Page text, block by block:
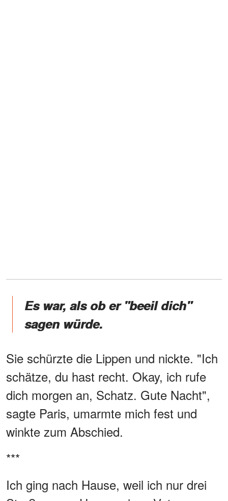
Es war, als ob er "beeil dich"
sagen würde.
Sie schürzte die Lippen und nickte. "Ich
schätze, du hast recht. Okay, ich rufe
dich morgen an, Schatz. Gute Nacht",
sagte Paris, umarmte mich fest und
winkte zum Abschied.
***
Ich ging nach Hause, weil ich nur drei